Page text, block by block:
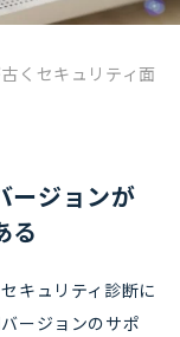
くセキュリティ面
ージョンが
る
キュリティ診断に
ージョンのサポ